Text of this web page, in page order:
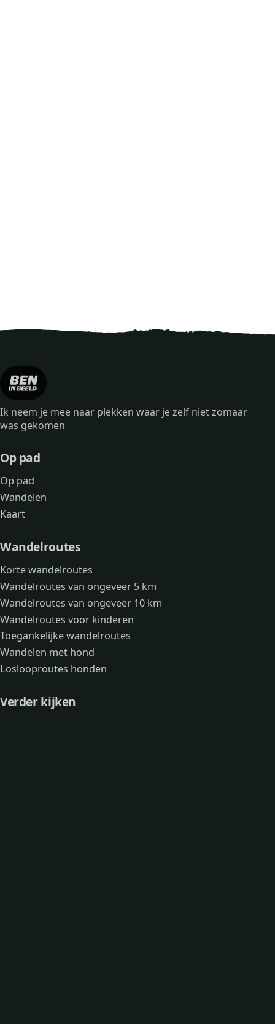
Ik neem je mee naar plekken waar je zelf niet zomaar
was gekomen
Op pad
Op pad
Wandelen
Kaart
Wandelroutes
Korte wandelroutes
Wandelroutes van ongeveer 5 km
Wandelroutes van ongeveer 10 km
Wandelroutes voor kinderen
Toegankelijke wandelroutes
Wandelen met hond
Loslooproutes honden
Verder kijken